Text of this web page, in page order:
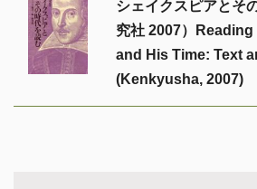
シェイクスピアとそ
究社 2007）
and His Time: Text
(Kenkyusha, 2007)